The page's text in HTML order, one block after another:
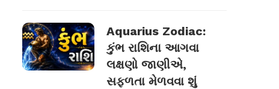
Aquarius Zodiac:
કુંભ રાશિના આગવા
લક્ષણો જાણીએ,
સફળતા મેળવવા શું